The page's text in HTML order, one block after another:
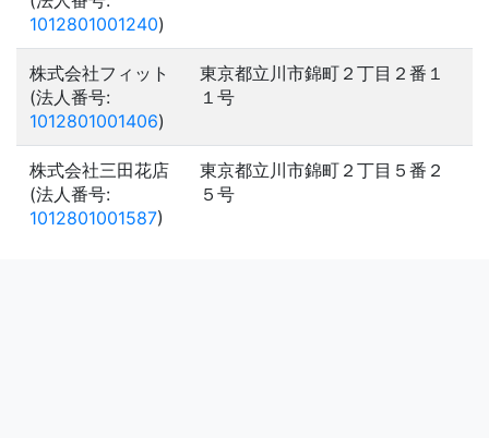
1012801001240)
株式会社フィット
(法人番号:
1012801001406)
東京都立川市錦町２丁目２番１
１号
株式会社三田花店
(法人番号:
1012801001587)
東京都立川市錦町２丁目５番２
５号